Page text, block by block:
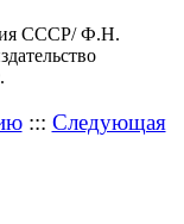
СССР/ Ф.Н.
::: Следующая